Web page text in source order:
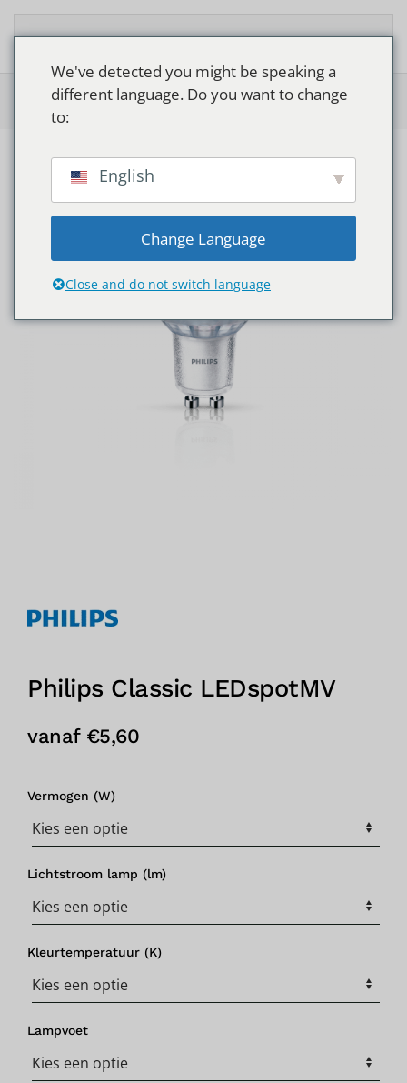
>Shop>Philips Classic LEDspotMV
Philips Classic LEDspotMV
vanaf €5,60
Vermogen (W)
Lichtstroom lamp (lm)
Kleurtemperatuur (K)
Lampvoet
We've detected you might be speaking a
different language. Do you want to change
to:
English
Change Language
Close and do not switch language